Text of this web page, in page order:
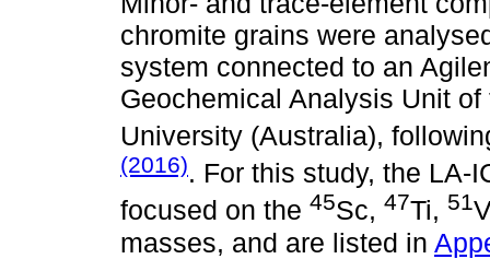
chromite grains were
system connected to an
Geochemical Analysis Unit
University (Australia),
(2016). For this study, the LA-
focused on the 45Sc, 47Ti, 51
masses, and are listed in